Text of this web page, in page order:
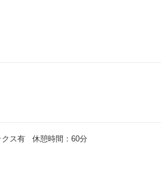
クス有 休憩時間：60分